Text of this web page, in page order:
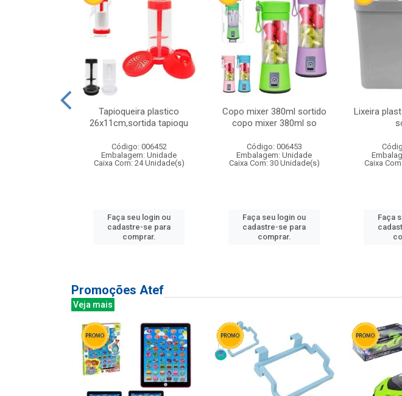
Tapioqueira plastico
26x11cm,sortida tapioqu
Código: 006452
Embalagem: Unidade
Caixa Com: 24 Unidade(s)
Faça seu login ou
cadastre-se para
comprar.
Copo mixer 380ml sortido
copo mixer 380ml so
Código: 006453
Embalagem: Unidade
Caixa Com: 30 Unidade(s)
Faça seu login ou
cadastre-se para
comprar.
Lixeira
Caixa
Faça
Promoções Atef
Veja mais